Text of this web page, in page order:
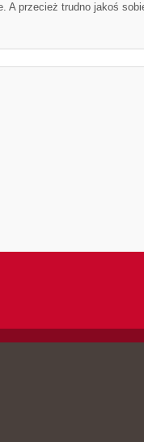
A przecież trudno jakoś